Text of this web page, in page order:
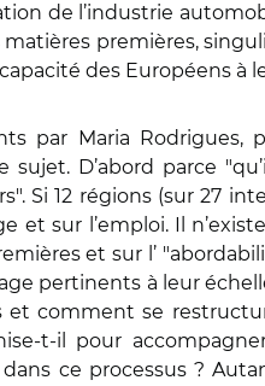
de l’industrie
premières,
des Européens à
par Maria Rodrigues,
D’abord parce
Si 12 régions (sur 27
et sur l’emploi. Il
et sur l’
pertinents à leur
comment se
t-il pour
ce processus ?